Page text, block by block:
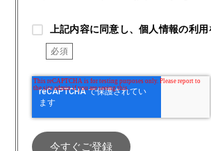
上記内容に同意し、個人情報の利